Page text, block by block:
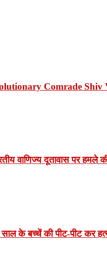
Comrade
वाणिज्य दूतावास पर हमले
के बच्चें की पीट-पीट कर